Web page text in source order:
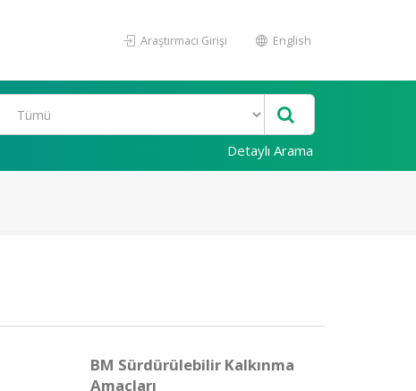
Araştırmacı Girişi English
Detaylı Arama
BM Sürdürülebilir Kalkınma
Amaçları